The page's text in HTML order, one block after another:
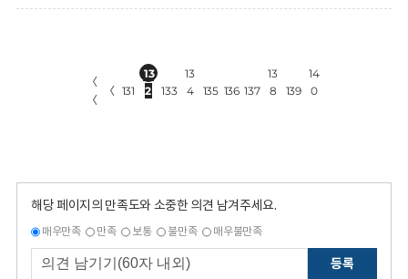
〈
〈
〈 131
13
2
133
13
4
135 136 137
13
8
139
14
0
해당 페이지의 만족도와 소중한 의견 남겨주세요.
매우만족 만족 보통 불만족 매우불만족
등록